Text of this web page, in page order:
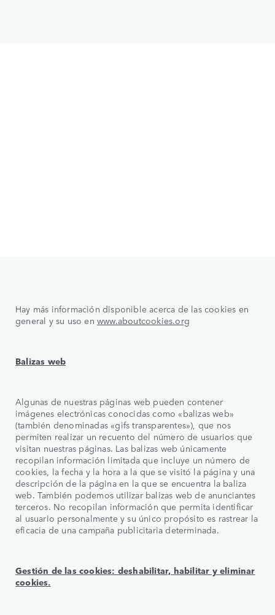
Hay más información disponible acerca de las cookies en
general y su uso en www.aboutcookies.org
Balizas web
Algunas de nuestras páginas web pueden contener
imágenes electrónicas conocidas como «balizas web»
(también denominadas «gifs transparentes»), que nos
permiten realizar un recuento del número de usuarios que
visitan nuestras páginas. Las balizas web únicamente
recopilan información limitada que incluye un número de
cookies, la fecha y la hora a la que se visitó la página y una
descripción de la página en la que se encuentra la baliza
web. También podemos utilizar balizas web de anunciantes
terceros. No recopilan información que permita identificar
al usuario personalmente y su único propósito es rastrear la
eficacia de una campaña publicitaria determinada.
Gestión de las cookies: deshabilitar, habilitar y eliminar
cookies.